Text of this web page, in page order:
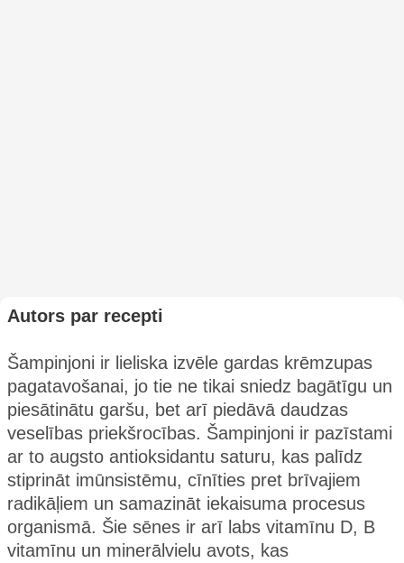
Autors par recepti
Šampinjoni ir lieliska izvēle gardas krēmzupas
pagatavošanai, jo tie ne tikai sniedz bagātīgu un
piesātinātu garšu, bet arī piedāvā daudzas
veselības priekšrocības. Šampinjoni ir pazīstami
ar to augsto antioksidantu saturu, kas palīdz
stiprināt imūnsistēmu, cīnīties pret brīvajiem
radikāļiem un samazināt iekaisuma procesus
organismā. Šie sēnes ir arī labs vitamīnu D, B
vitamīnu un minerālvielu avots, kas